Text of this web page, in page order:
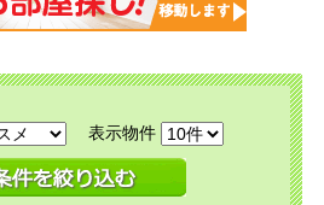
表示物件